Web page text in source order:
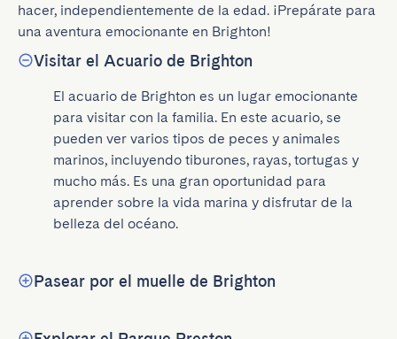
hacer, independientemente de la edad. ¡Prepárate para
una aventura emocionante en Brighton!
Visitar el Acuario de Brighton
El acuario de Brighton es un lugar emocionante
para visitar con la familia. En este acuario, se
pueden ver varios tipos de peces y animales
marinos, incluyendo tiburones, rayas, tortugas y
mucho más. Es una gran oportunidad para
aprender sobre la vida marina y disfrutar de la
belleza del océano.
Pasear por el muelle de Brighton